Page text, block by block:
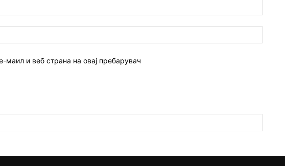
страна:
маил и веб страна на овај пребарувач